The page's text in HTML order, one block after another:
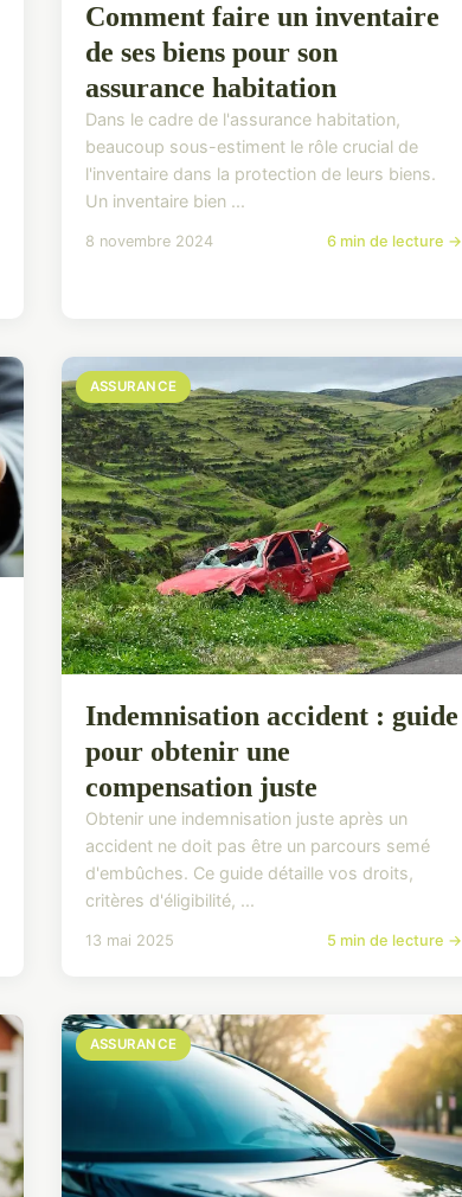
Comment faire un inventaire
de ses biens pour son
assurance habitation
Dans le cadre de l'assurance habitation,
beaucoup sous-estiment le rôle crucial de
l'inventaire dans la protection de leurs biens.
Un inventaire bien ...
8 novembre 2024 6 min de lecture →
ASSURANCE
Indemnisation accident : guide
pour obtenir une
compensation juste
Obtenir une indemnisation juste après un
accident ne doit pas être un parcours semé
d'embûches. Ce guide détaille vos droits,
critères d'éligibilité, ...
13 mai 2025 5 min de lecture →
ASSURANCE